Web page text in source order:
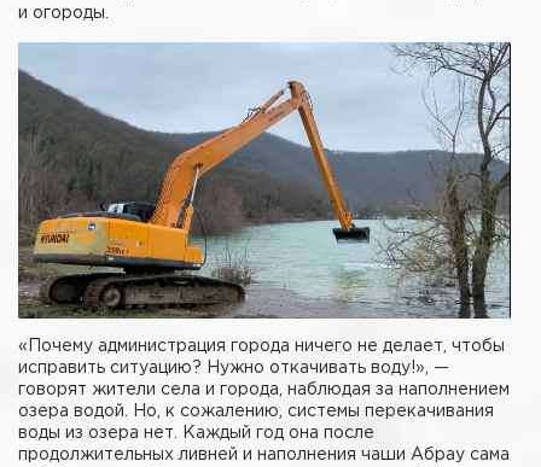
и огороды.
«Почему администрация города ничего не делает, чтобы
исправить ситуацию? Нужно откачивать воду!», —
говорят жители села и города, наблюдая за наполнением
озера водой. Но, к сожалению, системы перекачивания
воды из озера нет. Каждый год она после
продолжительных ливней и наполнения чаши Абрау сама